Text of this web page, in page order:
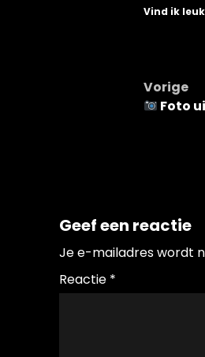
Vind ik
Vorige
Foto
Geef een reactie
Je e-mailadres wordt
Reactie *